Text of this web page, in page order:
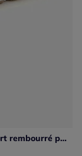
Baskets sneakers sportives avec contrefort rembourré pour un confort absolu